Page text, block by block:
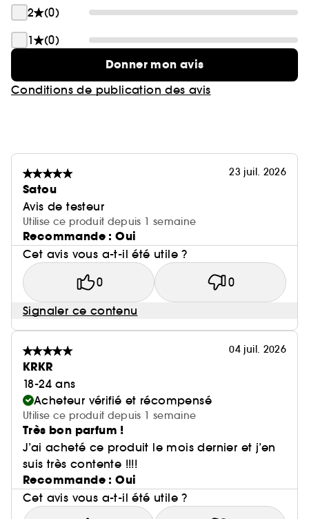
2
(0)
1
(0)
Donner mon avis
Conditions de publication des avis
23 juil. 2026
Satou
Avis de testeur
Utilise ce produit depuis 1 semaine
Recommande : Oui
Cet avis vous a-t-il été utile ?
0 0
Signaler ce contenu
04 juil. 2026
KRKR
18-24 ans
Acheteur vérifié et récompensé
Utilise ce produit depuis 1 semaine
Très bon parfum !
J’ai acheté ce produit le mois dernier et j’en
suis très contente !!!!
Recommande : Oui
Cet avis vous a-t-il été utile ?